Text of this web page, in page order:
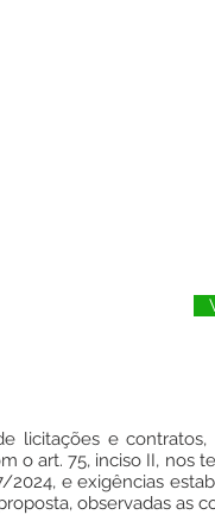
licitações e contratos,
o art. 75, inciso II, nos
2024, e exigências
observadas as